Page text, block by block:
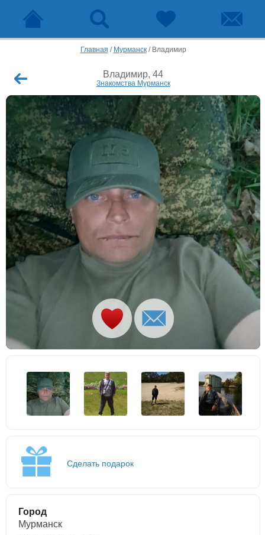
Главная / Мурманск/ Владимир
Владимир, 44
Знакомства Мурманск
Сделать подарок
Город
Мурманск